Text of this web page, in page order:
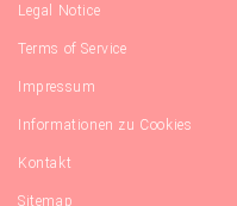
Legal Notice
Terms of Service
Impressum
Informationen zu Cookies
Kontakt
Sitemap